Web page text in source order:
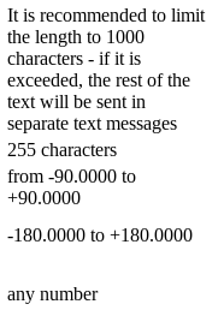
It is recommended to limit
the length to 1000
characters - if it is
exceeded, the rest of the
text will be sent in
separate text messages
255 characters
from -90.0000 to
+90.0000
-180.0000 to +180.0000
any number